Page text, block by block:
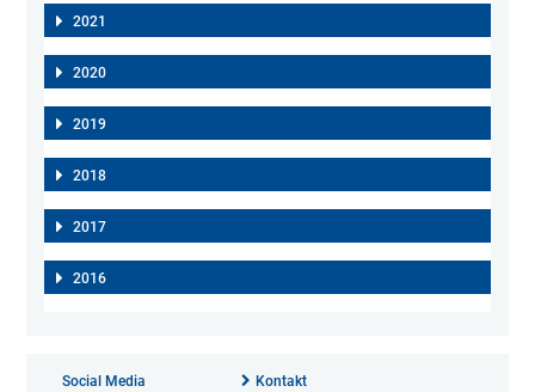
2021
2020
2019
2018
2017
2016
Social Media Kontakt